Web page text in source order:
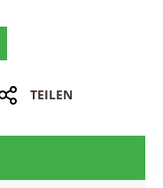
TEILEN